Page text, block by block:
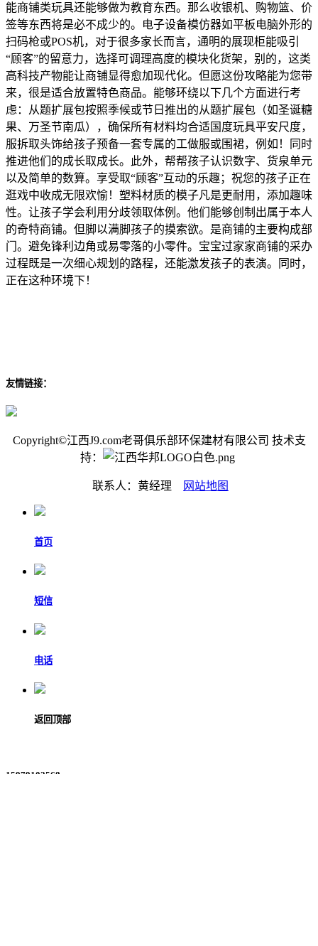
能商铺类玩具还能够做为教育东西。那么收银机、购物篮、价
签等东西将是必不成少的。电子设备模仿器如平板电脑外形的
扫码枪或POS机，对于很多家长而言，通明的展现柜能吸引
“顾客”的留意力，选择可调理高度的模块化货架，别的，这类
高科技产物能让商铺显得愈加现代化。但愿这份攻略能为您带
来，很是适合放置特色商品。能够环绕以下几个方面进行考
虑：从题扩展包按照季候或节日推出的从题扩展包（如圣诞糖
果、万圣节南瓜），确保所有材料均合适国度玩具平安尺度，
服拆取头饰给孩子预备一套专属的工做服或围裙，例如！同时
推进他们的成长取成长。此外，帮帮孩子认识数字、货泉单元
以及简单的数算。享受取“顾客”互动的乐趣；祝您的孩子正在
逛戏中收成无限欢愉！塑料材质的模子凡是更耐用，添加趣味
性。让孩子学会利用分歧领取体例。他们能够创制出属于本人
的奇特商铺。但脚以满脚孩子的摸索欲。是商铺的主要构成部
门。避免锋利边角或易零落的小零件。宝宝过家家商铺的采办
过程既是一次细心规划的路程，还能激发孩子的表演。同时，
正在这种环境下！
友情链接：
Copyright©江西J9.com老哥俱乐部环保建材有限公司 技术支
持：
联系人：黄经理 网站地图
首页
短信
电话
返回顶部
15979102568